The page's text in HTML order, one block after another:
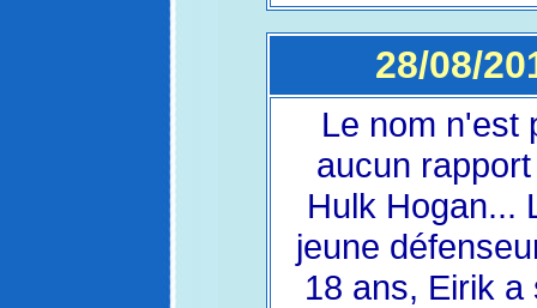
28/08/
Le nom n'est
aucun
Hulk Hogan...
jeune
18 ans, Eirik